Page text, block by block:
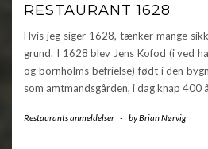
RESTAURANT 1628
Hvis jeg siger 1628, tænker mange
grund. I 1628 blev Jens Kofod (i ved
og bornholms befrielse) født i den
som amtmandsgården, i dag knap 400
Restaurants anmeldelser - byBrian Nørvig